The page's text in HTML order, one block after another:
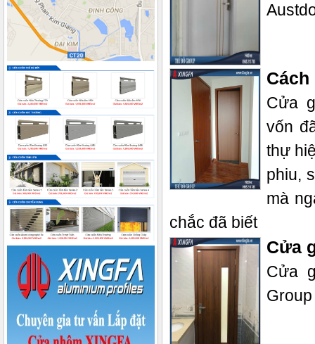
Cửa
vốn
thự
phiu,
mà
chắc đã biết
Cửa
Cửa